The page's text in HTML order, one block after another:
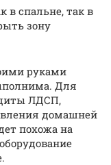
в спальне, так в
зону
руками
Для
ЛДСП,
домашней
похожа на